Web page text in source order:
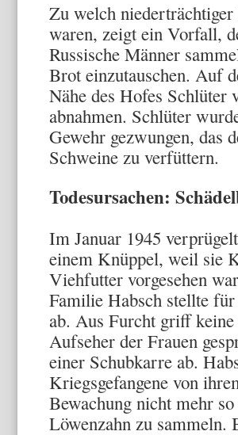
Zu welch
waren, zeigt ein Vorf­all,
Russische Männer
Brot einzutauschen. Auf
Nähe des Hofes Schlüter
abnahmen. Schlüter
Gewehr gezwungen, das
Schweine zu verfüttern.
Todesursachen:
Im Januar 1945
einem Knüp­pel, weil sie
Viehfutter vorgesehen
Familie Habsch stellte
ab. Aus Furcht griff
Aufseher der Frauen
einer Schubkarre ab.
Kriegsgefangene von
Bewachung nicht mehr
Löwenzahn zu sammeln.